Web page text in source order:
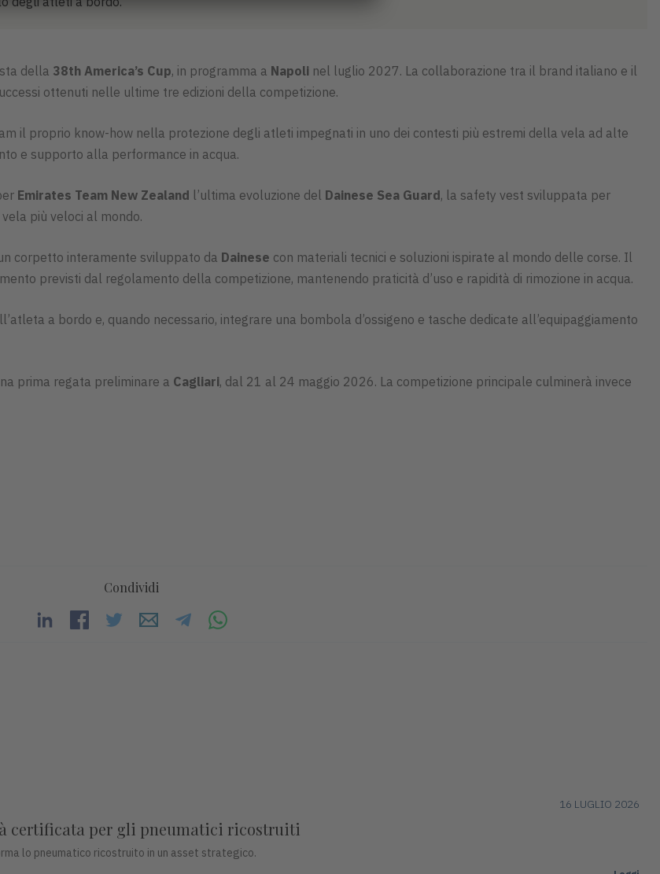
della 38th America’s Cup, in programma a Napoli nel luglio 2027. La collaborazione tra il brand italiano e il
ottenuti nelle ultime tre edizioni della competizione.
il proprio know-how nella protezione degli atleti impegnati in uno dei contesti più estremi della vela ad alte
e supporto alla performance in acqua.
Emirates Team New Zealand l’ultima evoluzione del Dainese Sea Guard, la safety vest sviluppata per
più veloci al mondo.
corpetto interamente sviluppato da Dainese con materiali tecnici e soluzioni ispirate al mondo delle corse. Il
previsti dal regolamento della competizione, mantenendo praticità d’uso e rapidità di rimozione in acqua.
a bordo e, quando necessario, integrare una bombola d’ossigeno e tasche dedicate all’equipaggiamento
prima regata preliminare a Cagliari, dal 21 al 24 maggio 2026. La competizione principale culminerà invece
Condividi
16 LUGLIO 2026
certificata per gli pneumatici ricostruiti
lo pneumatico ricostruito in un asset strategico.